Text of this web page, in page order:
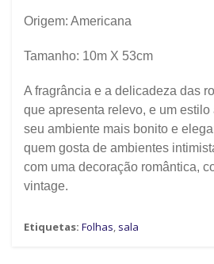
Origem: Americana
Tamanho: 10m X 53cm
A fragrância e a delicadeza das
que apresenta relevo, e um
seu ambiente mais bonito e
quem gosta de ambientes
com uma decoração romântica,
vintage.
Etiquetas: Folhas, sala